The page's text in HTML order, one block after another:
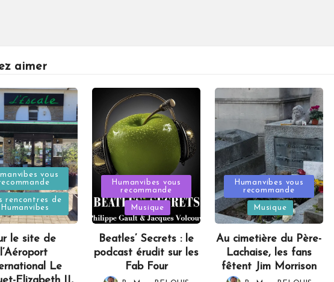
aimer
vous
rencontres de
Humanvibes
le site de
l’Aéroport
Le
Posted
in
Humanvibes vous
recommande
Musique
Beatles’ Secrets : le
podcast érudit sur les
Fab Four
Posted
in
Humanvibes vous
recommande
Musique
Au cimetière du Père-
Lachaise, les fans
fêtent Jim Morrison